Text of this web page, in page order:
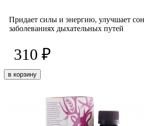
Придает силы и энергию, улучшает
заболеваниях дыхательных путей
310 ₽
в корзину